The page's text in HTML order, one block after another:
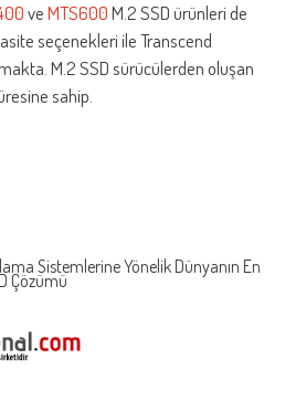
veMTS600M.2 SSD ürünleri de
seçenekleri ile Transcend
M.2 SSD sürücülerden oluşan
sahip.
Sistemlerine Yönelik Dünyanın En
Çözümü